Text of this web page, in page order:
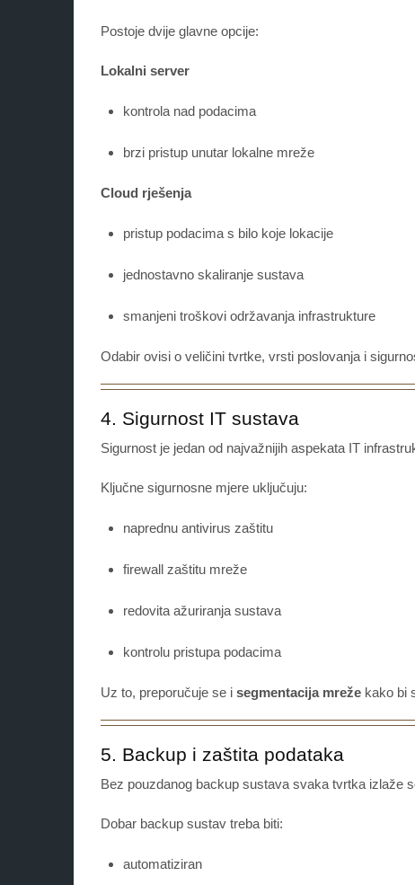
Postoje dvije glavne opcije:
Lokalni server
kontrola nad podacima
brzi pristup unutar lokalne mreže
Cloud rješenja
pristup podacima s bilo koje lokacije
jednostavno skaliranje sustava
smanjeni troškovi održavanja infrastrukture
Odabir ovisi o veličini tvrtke, vrsti poslovanja i
4. Sigurnost IT sustava
Sigurnost je jedan od najvažnijih aspekata IT
Ključne sigurnosne mjere uključuju:
naprednu antivirus zaštitu
firewall zaštitu mreže
redovita ažuriranja sustava
kontrolu pristupa podacima
Uz to, preporučuje se i segmentacija mreže kako bi
5. Backup i zaštita podataka
Bez pouzdanog backup sustava svaka tvrtka izlaže
Dobar backup sustav treba biti:
automatiziran